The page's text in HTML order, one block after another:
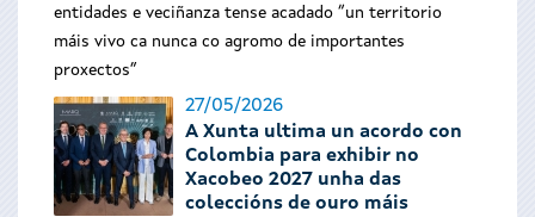
entidades e veciñanza tense acadado “un territorio
máis vivo ca nunca co agromo de importantes
proxectos”
27/05/2026
A Xunta ultima un acordo con
Colombia para exhibir no
Xacobeo 2027 unha das
coleccións de ouro máis